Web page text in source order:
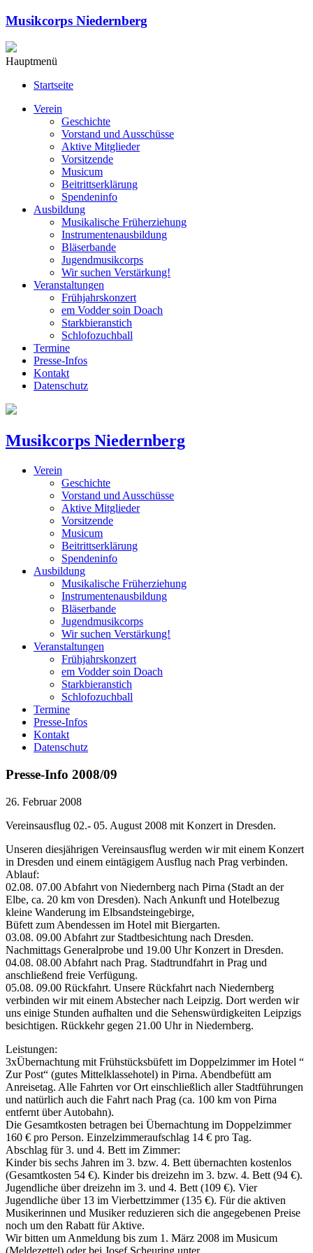
Musikcorps Niedernberg
Hauptmenü
Startseite
Verein
Geschichte
Vorstand und Ausschüsse
Aktive Mitglieder
Vorsitzende
Musicum
Beitrittserklärung
Spendeninfo
Ausbildung
Musikalische Früherziehung
Instrumentenausbildung
Bläserbande
Jugendmusikcorps
Wir suchen Verstärkung!
Veranstaltungen
Frühjahrskonzert
em Vodder soin Doach
Starkbieranstich
Schlofozuchball
Termine
Presse-Infos
Kontakt
Datenschutz
Musikcorps Niedernberg
Verein
Geschichte
Vorstand und Ausschüsse
Aktive Mitglieder
Vorsitzende
Musicum
Beitrittserklärung
Spendeninfo
Ausbildung
Musikalische Früherziehung
Instrumentenausbildung
Bläserbande
Jugendmusikcorps
Wir suchen Verstärkung!
Veranstaltungen
Frühjahrskonzert
em Vodder soin Doach
Starkbieranstich
Schlofozuchball
Termine
Presse-Infos
Kontakt
Datenschutz
Presse-Info 2008/09
26. Februar 2008
Vereinsausflug 02.- 05. August 2008 mit Konzert in Dresden.
Unseren diesjährigen Vereinsausflug werden wir mit einem Konzert
in Dresden und einem eintägigem Ausflug nach Prag verbinden.
Ablauf:
02.08. 07.00 Abfahrt von Niedernberg nach Pirna (Stadt an der
Elbe, ca. 20 km von Dresden). Nach Ankunft und Hotelbezug
kleine Wanderung im Elbsandsteingebirge,
Büfett zum Abendessen im Hotel mit Biergarten.
03.08. 09.00 Abfahrt zur Stadtbesichtung nach Dresden.
Nachmittags Generalprobe und 19.00 Uhr Konzert in Dresden.
04.08. 08.00 Abfahrt nach Prag. Stadtrundfahrt in Prag und
anschließend freie Verfügung.
05.08. 09.00 Rückfahrt. Unsere Rückfahrt nach Niedernberg
verbinden wir mit einem Abstecher nach Leipzig. Dort werden wir
uns einige Stunden aufhalten und die Sehenswürdigkeiten Leipzigs
besichtigen. Rückkehr gegen 21.00 Uhr in Niedernberg.
Leistungen:
3xÜbernachtung mit Frühstücksbüfett im Doppelzimmer im Hotel “
Zur Post“ (gutes Mittelklassehotel) in Pirna. Abendbefütt am
Anreisetag. Alle Fahrten vor Ort einschließlich aller Stadtführungen
und natürlich auch die Fahrt nach Prag (ca. 100 km von Pirna
entfernt über Autobahn).
Die Gesamtkosten betragen bei Übernachtung im Doppelzimmer
160 € pro Person. Einzelzimmeraufschlag 14 € pro Tag.
Abschlag für 3. und 4. Bett im Zimmer:
Kinder bis sechs Jahren im 3. bzw. 4. Bett übernachten kostenlos
(Gesamtkosten 54 €). Kinder bis dreizehn im 3. bzw. 4. Bett (94 €).
Jugendliche über dreizehn im 3. und 4. Bett (109 €). Vier
Jugendliche über 13 im Vierbettzimmer (135 €). Für die aktiven
Musikerinnen und Musiker reduzieren sich die angegebenen Preise
noch um den Rabatt für Aktive.
Wir bitten um Anmeldung bis zum 1. März 2008 im Musicum
(Meldezettel) oder bei Josef Scheuring unter